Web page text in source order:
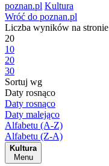
poznan.pl Kultura
Wróć do poznan.pl
Liczba wyników na stronie
20
10
20
30
Sortuj wg
Daty rosnąco
Daty rosnąco
Daty malejąco
Alfabetu (A-Z)
Alfabetu (Z-A)
Kultura
Menu